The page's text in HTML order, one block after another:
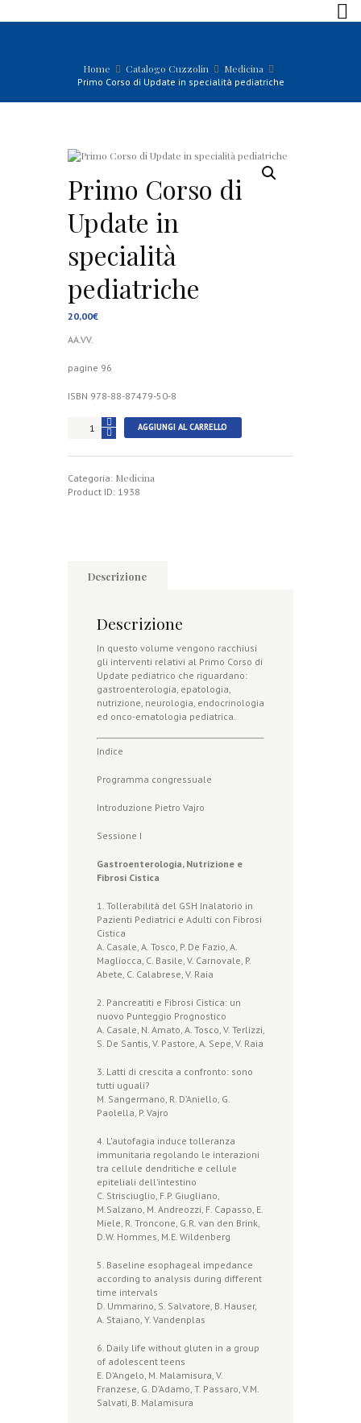
Home Catalogo Cuzzolin Medicina
Primo Corso di Update in specialità pediatriche
Primo Corso di
Update in
specialità
pediatriche
20,00€
AA.VV.
pagine 96
ISBN 978-88-87479-50-8
Primo
in
specialità
AGGIUNGI AL CARRELLO
Categoria: Medicina
Product ID: 1938
Descrizione
Descrizione
In questo volume vengono racchiusi
gli interventi relativi al Primo Corso di
Update pediatrico che riguardano:
gastroenterologia, epatologia,
nutrizione, neurologia, endocrinologia
ed onco-ematologia pediatrica.
Indice
Programma congressuale
Introduzione Pietro Vajro
Sessione I
Gastroenterologia, Nutrizione e
Fibrosi Cistica
1. Tollerabilità del GSH Inalatorio in
Pazienti Pediatrici e Adulti con Fibrosi
Cistica
A. Casale, A. Tosco, P. De Fazio, A.
Magliocca, C. Basile, V. Carnovale, P.
Abete, C. Calabrese, V. Raia
2. Pancreatiti e Fibrosi Cistica: un
nuovo Punteggio Prognostico
A. Casale, N. Amato, A. Tosco, V. Terlizzi,
S. De Santis, V. Pastore, A. Sepe, V. Raia
3. Latti di crescita a confronto: sono
tutti uguali?
M. Sangermano, R. D’Aniello, G.
Paolella, P. Vajro
4. L'autofagia induce tolleranza
immunitaria regolando le interazioni
tra cellule dendritiche e cellule
epiteliali dell’intestino
C. Strisciuglio, F.P. Giugliano,
M.Salzano, M. Andreozzi, F. Capasso, E.
Miele, R. Troncone, G.R. van den Brink,
D.W. Hommes, M.E. Wildenberg
5. Baseline esophageal impedance
according to analysis during different
time intervals
D. Ummarino, S. Salvatore, B. Hauser,
A. Staiano, Y. Vandenplas
6. Daily life without gluten in a group
of adolescent teens
E. D’Angelo, M. Malamisura, V.
Franzese, G. D’Adamo, T. Passaro, V.M.
Salvati, B. Malamisura